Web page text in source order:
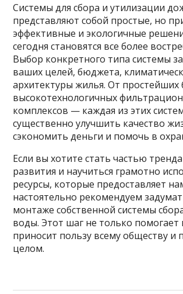
Системы для сбора и утилизации
представляют собой простые, но
эффективные и экологичные
сегодня становятся все более
Выбор конкретного типа системы
ваших целей, бюджета,
архитектуры жилья. От простейших
высокотехнологичных
комплексов — каждая из этих
существенно улучшить качество
сэкономить деньги и помочь в
Если вы хотите стать частью
развития и научиться грамотно
ресурсы, которые предоставляет
настоятельно рекомендуем
монтаже собственной системы
воды. Этот шаг не только помогает
приносит пользу всему обществу и
целом.